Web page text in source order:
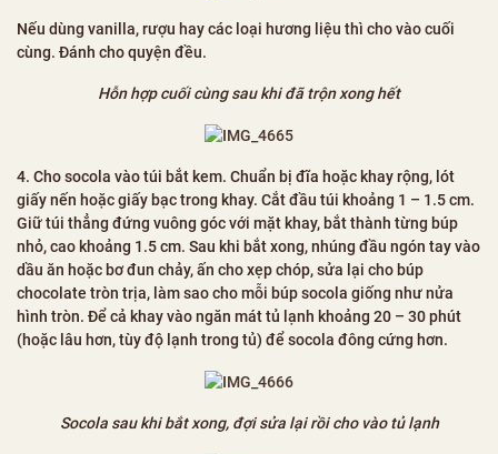
Nếu dùng vanilla, rượu hay các loại hương liệu thì cho vào cuối
cùng. Đánh cho quyện đều.
Hỗn hợp cuối cùng sau khi đã trộn xong hết
4. Cho socola vào túi bắt kem. Chuẩn bị đĩa hoặc khay rộng, lót
giấy nến hoặc giấy bạc trong khay. Cắt đầu túi khoảng 1 – 1.5 cm.
Giữ túi thẳng đứng vuông góc với mặt khay, bắt thành từng búp
nhỏ, cao khoảng 1.5 cm. Sau khi bắt xong, nhúng đầu ngón tay vào
dầu ăn hoặc bơ đun chảy, ấn cho xẹp chóp, sửa lại cho búp
chocolate tròn trịa, làm sao cho mỗi búp socola giống như nửa
hình tròn. Để cả khay vào ngăn mát tủ lạnh khoảng 20 – 30 phút
(hoặc lâu hơn, tùy độ lạnh trong tủ) để socola đông cứng hơn.
Socola sau khi bắt xong, đợi sửa lại rồi cho vào tủ lạnh